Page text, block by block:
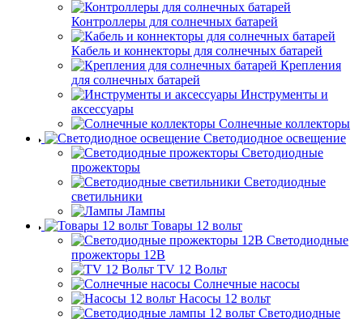
Контроллеры для солнечных батарей
Кабель и коннекторы для солнечных батарей
Крепления
для солнечных батарей
Инструменты и
аксессуары
Солнечные коллекторы
Светодиодное освещение
Светодиодные
прожекторы
Светодиодные
светильники
Лампы
Товары 12 вольт
Светодиодные
прожекторы 12В
TV 12 Вольт
Солнечные насосы
Насосы 12 вольт
Светодиодные